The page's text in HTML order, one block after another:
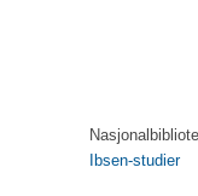
Ibsen-studier